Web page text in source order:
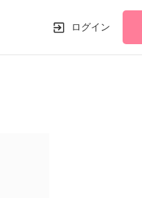
ログイン